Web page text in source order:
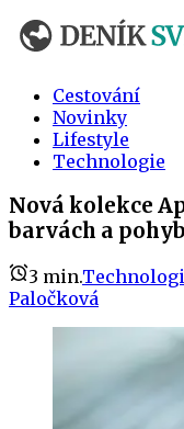
Cestování
Novinky
Lifestyle
Technologie
Nová kolekce
barvách a
3 min.
Paločková